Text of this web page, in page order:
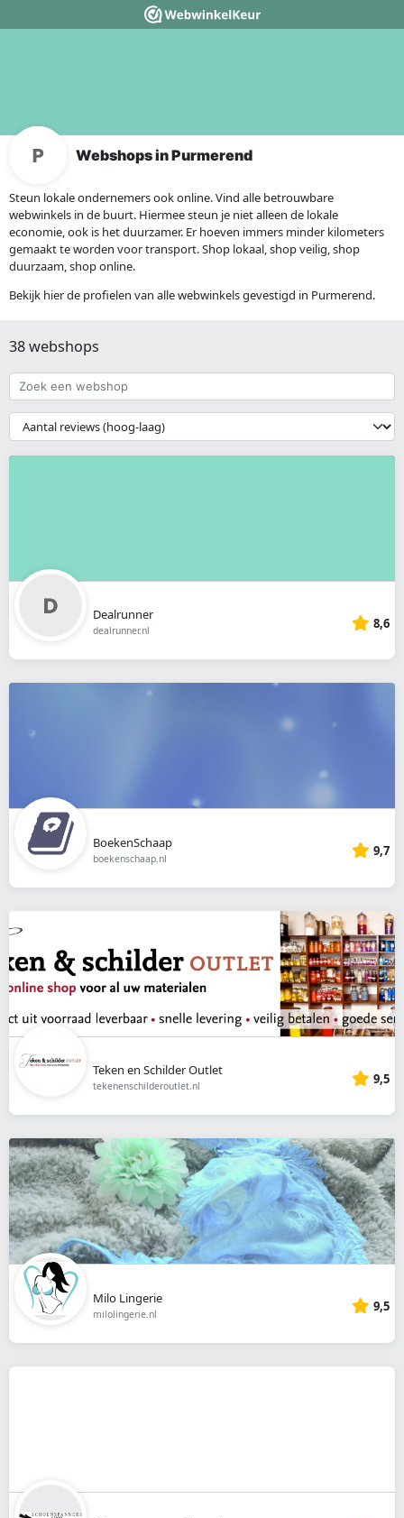
Webshops in Purmerend
Steun lokale ondernemers ook online. Vind alle betrouwbare
webwinkels in de buurt. Hiermee steun je niet alleen de lokale
economie, ook is het duurzamer. Er hoeven immers minder kilometers
gemaakt te worden voor transport. Shop lokaal, shop veilig, shop
duurzaam, shop online.
Bekijk hier de profielen van alle webwinkels gevestigd in Purmerend.
38 webshops
Zoek
een
webshop
{{
__('Sort')
}}
Dealrunner
dealrunner.nl 8,6
BoekenSchaap
boekenschaap.nl 9,7
Teken en Schilder Outlet
tekenenschilderoutlet.nl 9,5
Milo Lingerie
milolingerie.nl 9,5